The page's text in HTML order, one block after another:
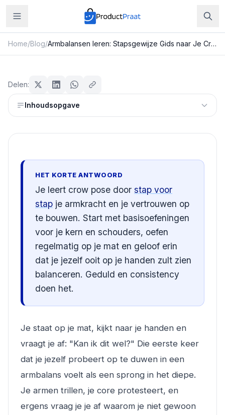
Home/Blog/ Armbalansen leren: Stapsgewijze Gids naar Je Crow Pose
Armbalansen leren: Stapsgewijze
Gids naar Je Crow Pose
Redactie ProductPraat
Delen:
Inhoudsopgave
HET KORTE ANTWOORD
Je leert crow pose door stap voor
stap je armkracht en je vertrouwen op
te bouwen. Start met basisoefeningen
voor je kern en schouders, oefen
regelmatig op je mat en geloof erin
dat je jezelf ooit op je handen zult zien
balanceren. Geduld en consistency
doen het.
Je staat op je mat, kijkt naar je handen en
vraagt je af: "Kan ik dit wel?" Die eerste keer
dat je jezelf probeert op te duwen in een
armbalans voelt als een sprong in het diepe.
Je armen trillen, je core protesteert, en
ergens vraag je je af waarom je niet gewoon